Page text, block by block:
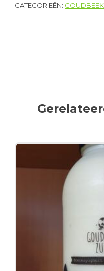
CATEGORIEËN: GOUDBEEK